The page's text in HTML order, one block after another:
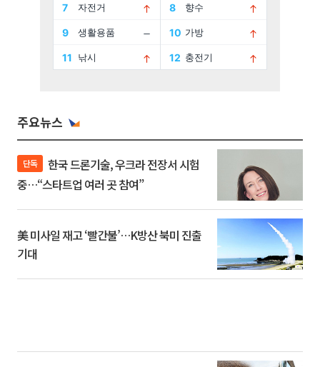
주요뉴스
단독
중…“스타트업 여러 곳 참여”
美 미사일 재고 ‘빨간불’…K방산 북미 진출
기대